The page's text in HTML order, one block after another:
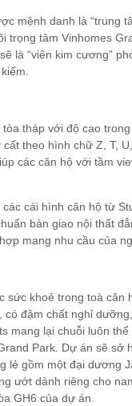
mệnh danh là “trung
trọng tâm Vinhomes
là “viên kim cương”
tháp với độ cao trong
theo hình chữ Z, T,
các căn hộ với tầm
cái hình căn hộ từ
bàn giao nội thất
mang nhu cầu của
sức khoẻ trong toà căn
có đậm chất nghỉ
mang lại chuỗi luôn
Park. Dự án sẽ sở
lẻ gồm một đại dương
ướt dành riêng cho
GH6 của dự án.